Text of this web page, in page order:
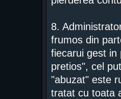
8.
frumos din
fiecarui gest in
pretios", cel
"abuzat" este
tratat cu toata